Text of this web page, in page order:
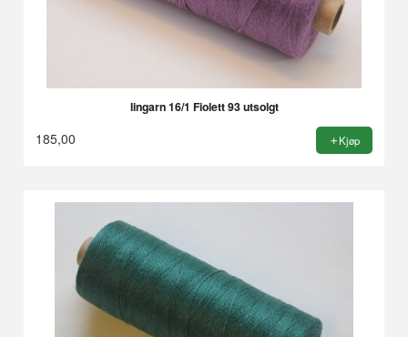
lingarn 16/1 Fiolett 93 utsolgt
185,00 Kjøp